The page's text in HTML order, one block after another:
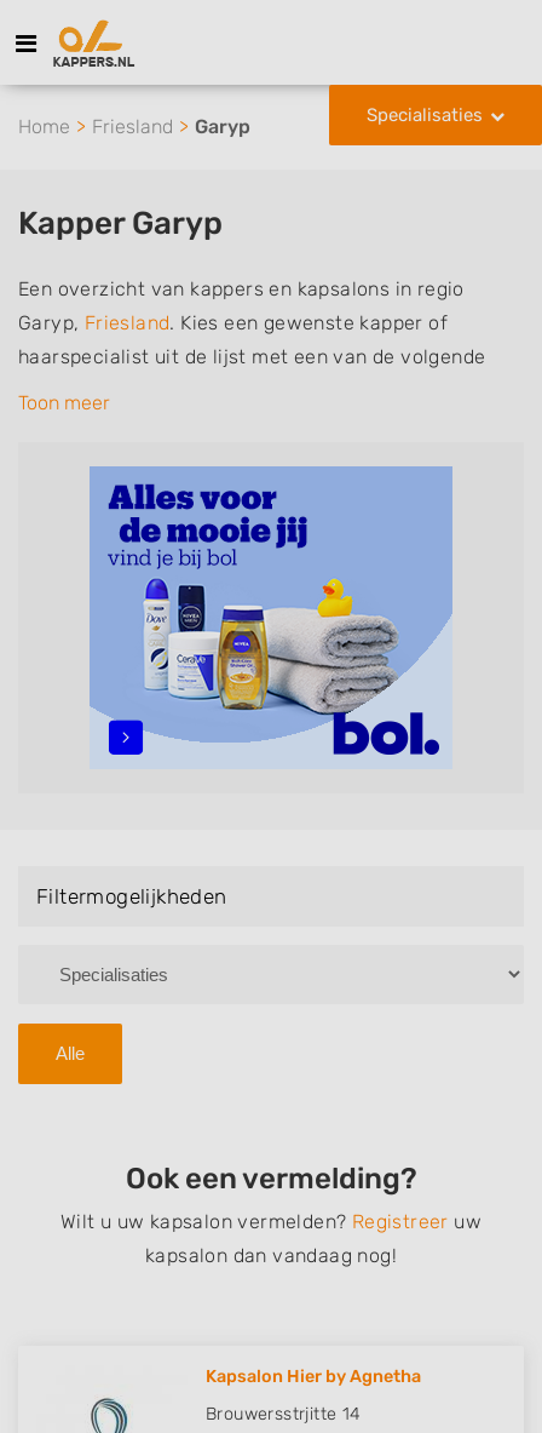
Specialisaties
Home Friesland Garyp
Kapper Garyp
Een overzicht van kappers en kapsalons in regio
Garyp, Friesland. Kies een gewenste kapper of
haarspecialist uit de lijst met een van de volgende
specialisaties of aantekeningen: mannen of
zonder afspraak terecht kunt. De vermelde kappers
kunnen uw haren wassen, knippen, föhnen en kleuren,
maar ook helpen met extensions, balyage, invlechten,
opsteken, weave, een keratinebehandeling, een
permanent, een bruidkapsel, make-up & visagie,
epileren, schoonheidsbehandelingen, het trimmen van
een baard en pruiken. U kunt de zoekresultaten
filteren met behulp van de specialisatie filter en u
Toon meer
Filtermogelijkheden
Alle
Ook een vermelding?
Wilt u uw kapsalon vermelden? Registreer uw
kapsalon dan vandaag nog!
Kapsalon Hier by Agnetha
Brouwersstrjitte 14